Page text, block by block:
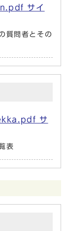
サイ
質問者とその
サ
表